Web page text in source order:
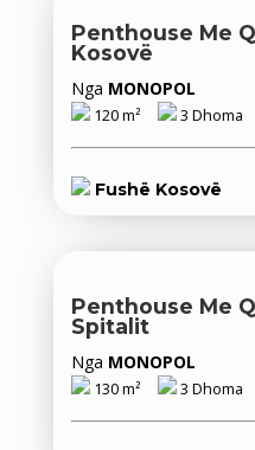
Penthouse Me
Kosovë
Nga MONOPOL
120 m² 3 Dhoma
Fushë Kosovë
Penthouse Me
Spitalit
Nga MONOPOL
130 m² 3 Dhoma